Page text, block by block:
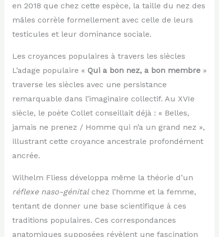
en 2018 que chez cette espèce, la taille du nez des
mâles corrèle formellement avec celle de leurs
testicules et leur dominance sociale.
Les croyances populaires à travers les siècles
L’adage populaire « Qui a bon nez, a bon membre»
traverse les siècles avec une persistance
remarquable dans l’imaginaire collectif. Au XVIe
siècle, le poète Collet conseillait déjà : « Belles,
jamais ne prenez / Homme qui n’a un grand nez »,
illustrant cette croyance ancestrale profondément
ancrée.
Wilhelm Fliess développa même la théorie d’un
réflexe naso-génitalchez l’homme et la femme,
tentant de donner une base scientifique à ces
traditions populaires. Ces correspondances
anatomiques supposées révèlent une fascination